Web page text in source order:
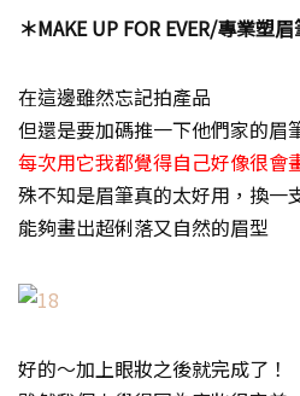
＊MAKE UP FOR EVER/專業塑
在這邊雖然忘記拍產品
但還是要加碼推一下他們家的眉
每次用它我都覺得自己好像很會
殊不知是眉筆真的太好用，換
能夠畫出超俐落又自然的眉型
好的～加上眼妝之後就完成了！